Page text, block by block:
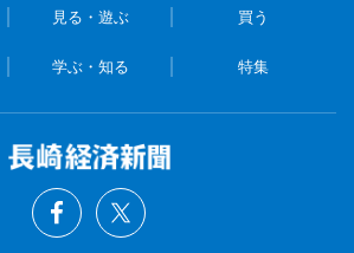
見る・遊ぶ 買う
学ぶ・知る 特集